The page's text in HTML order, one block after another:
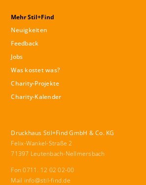
Mehr Stil+Find
Neuigkeiten
Feedback
Jobs
Was kostet was?
Charity-Projekte
Charity-Kalender
Druckhaus Stil+Find GmbH & Co. KG
Felix-Wankel-Straße 2
71397 Leutenbach-Nellmersbach
Fon 0711. 12 02 02-00
Mail info@stil-find.de